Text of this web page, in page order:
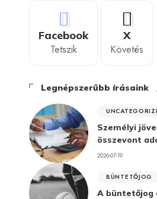
Facebook
Tetszik
X
Követés
Legnépszerűbb írásaink
Személyi
összevont
2026-07-19
BÜNTETŐJOG
A büntetőjog